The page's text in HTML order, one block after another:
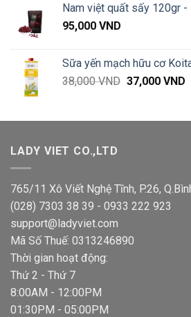
là:
Nam việt quất sấy 120gr -
95,000 VND
Sữa yến mạch hữu cơ
38,000VND Giá
38,000 VND.
37,000 VND
LADY VIET CO.,LTD
765/11 Xô Viết Nghệ Tĩnh, P.26,
(028) 7303 38 39 - 0933 222 923
support@ladyviet.com
Mã Số Thuế: 0313246890
Thời gian hoạt động:
Thứ 2 - Thứ 7
8:00AM - 12:00PM
01:30PM - 05:00PM